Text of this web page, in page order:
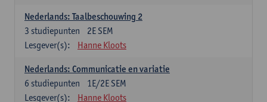
Nederlands: Taalbeschouwing 2
2E SEM
3 studiepunten
Lesgever(s):
Hanne Kloots
Nederlands: Communicatie en variatie
1E/2E SEM
6 studiepunten
Lesgever(s):
Hanne Kloots